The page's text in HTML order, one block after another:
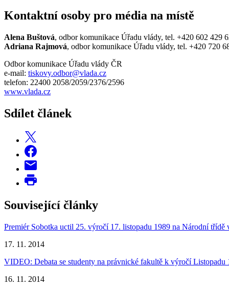
Kontaktní osoby pro média na místě
Alena Buštová, odbor komunikace Úřadu vlády, tel. +420 602 429
Adriana Rajmová, odbor komunikace Úřadu vlády, tel. +420 720
Odbor komunikace Úřadu vlády ČR
e-mail: tiskovy.odbor@vlada.cz
telefon: 22400 2058/2059/2376/2596
www.vlada.cz
Sdílet článek
Související články
Premiér Sobotka uctil 25. výročí 17. listopadu 1989 na Národní třídě
17. 11. 2014
VIDEO: Debata se studenty na právnické fakultě k výročí Listopadu
16. 11. 2014